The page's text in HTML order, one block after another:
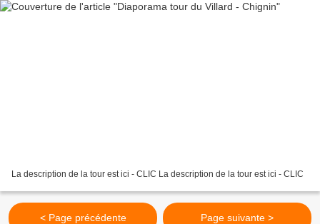
La description de la tour est ici - CLIC La description de la tour est ici - CLIC
< Page précédente Page suivante >